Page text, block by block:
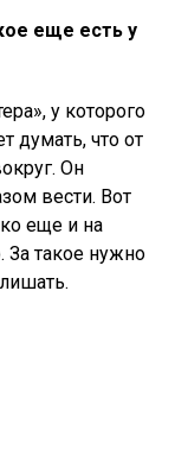
еще есть у
у которого
думать, что от
Он
вести. Вот
еще и на
За такое нужно